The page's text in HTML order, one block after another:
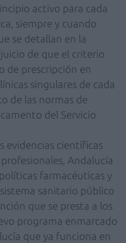
activo para cada
siempre y cuando
se detallan en la
de que el criterio
prescripción en
singulares de cada
de las normas de
del Servicio
evidencias científicas
Andalucía
farmacéuticas y
sanitario público
que se presta a los
programa enmarcado
que ya funciona en